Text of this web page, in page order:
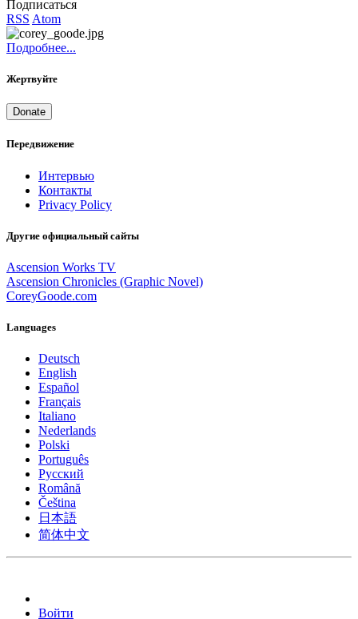
Подписаться
RSS Atom
Подробнее...
Жертвуйте
Donate
Передвижение
Интервью
Контакты
Privacy Policy
Другие официальный сайты
Ascension Works TV
Ascension Chronicles (Graphic Novel)
CoreyGoode.com
Languages
Deutsch
English
Español
Français
Italiano
Nederlands
Polski
Português
Pусский
Română
Čeština
日本語
简体中文
Войти